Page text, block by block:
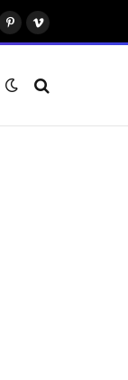
Pinterest
Vimeo